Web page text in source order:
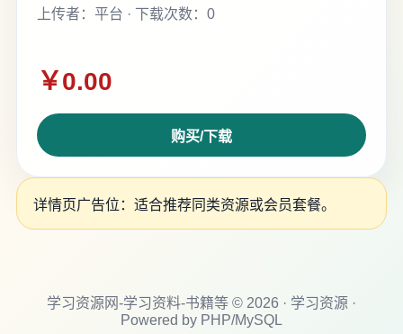
上传者：平台 · 下载次数：0
￥0.00
购买/下载
详情页广告位：适合推荐同类资源或会员套餐。
学习资源网-学习资料-书籍等 © 2026 · 学习资源 ·
Powered by PHP/MySQL